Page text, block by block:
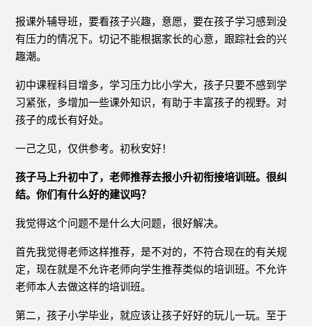
报课外辅导班，要看孩子兴趣，意愿，要在孩子学习感到没
有压力的情况下。切记不能根据家长的心意，跟踪社会的兴
趣潮。
初中课程科目增多，学习压力比小学大，孩子只要不感到学
习紧张，多增加一些课外知识，有助于丰富孩子的视野。对
孩子的成长有好处。
一己之见，仅供参考。初秋安好！
孩子马上升初中了，老师推荐去报小升初衔接培训班。很纠
结。你们有什么好的建议吗？
我觉得这个问题不是什么大问题，很好解决。
首先我觉得老师这样推荐，是不对的，不符合现在的有关规
定，现在就是不允许老师向学生推荐类似的培训班。不允许
老师本人去做这样的培训班。
第二，孩子小学毕业，就应该让孩子好好的玩儿一玩。至于